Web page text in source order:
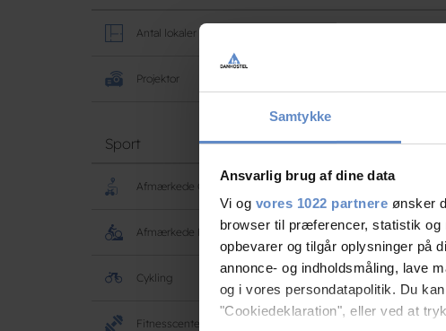
Samtykke
Ansvarlig brug af dine data
Vi og vores 1022 partnere ønsker
browser til præferencer, statistik
opbevarer og tilgår oplysninger på
annonce- og indholdsmåling, lave
og i vores persondatapolitik. Du
"Cookiedeklaration", eller ved at
Antal lokaler
Projektor
Sport
Afmærkede Cyklerruter
Afmærkede Mountainbikeruter
Cykling
Fitnesscenter